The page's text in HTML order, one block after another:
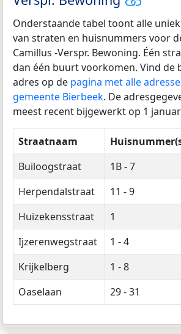
Onderstaande tabel toont alle
van straten en huisnummers voor
Camillus -Verspr. Bewoning. Één
dan één buurt voorkomen. Vind de
adres op de pagina met alle
gemeente Bierbeek. De
meest recent bijgewerkt op 1
Straatnaam
Builoogstraat
1B - 7
Herpendalstraat
11 - 9
Huizekensstraat
1
Ijzerenwegstraat
1 - 4
Krijkelberg
1 - 8
Oaselaan
29 - 31